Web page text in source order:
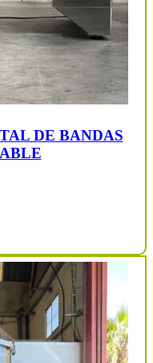
DE BANDAS